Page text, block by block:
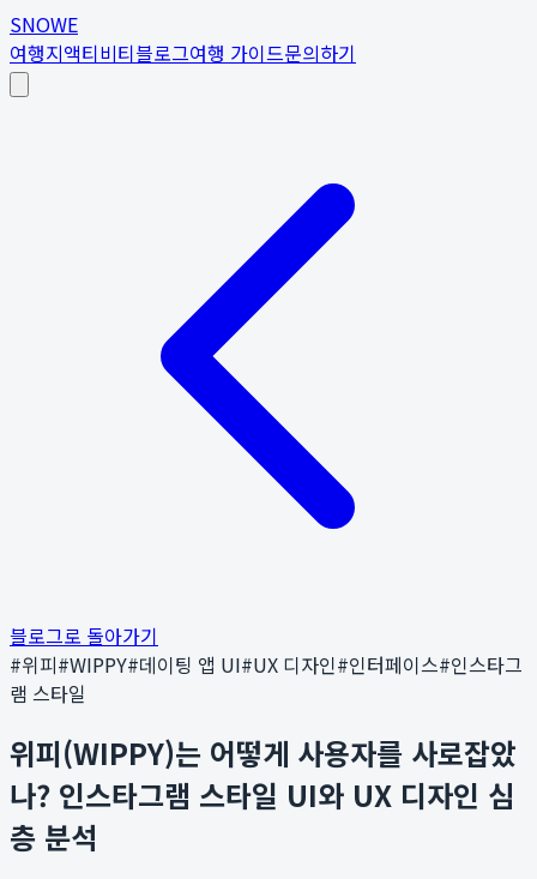
SNOWE
여행지액티비티블로그여행 가이드문의하기
블로그로 돌아가기
#위피#WIPPY#데이팅 앱 UI#UX 디자인#인터페이스#인스타그
램 스타일
위피(WIPPY)는 어떻게 사용자를 사로잡았
나? 인스타그램 스타일 UI와 UX 디자인 심
층 분석